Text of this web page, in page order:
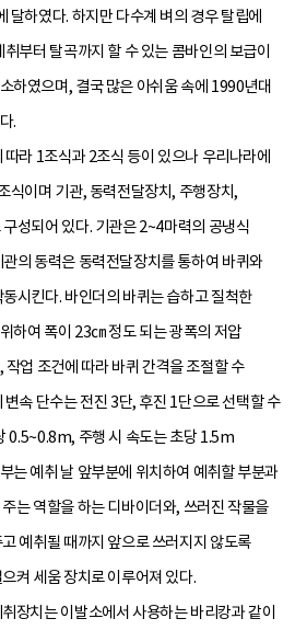
달하였다. 하지만 다수계 벼의 경우 탈립에
부터 탈곡까지 할 수 있는 콤바인의 보급이
하였으며, 결국 많은 아쉬움 속에 1990년대
.
라 1조식과 2조식 등이 있으나 우리나라에
식이며 기관, 동력전달장치, 주행장치,
성되어 있다. 기관은 2~4마력의 공냉식
의 동력은 동력전달장치를 통하여 바퀴와
시킨다. 바인더의 바퀴는 습하고 질척한
하여 폭이 23㎝ 정도 되는 광폭의 저압
업 조건에 따라 바퀴 간격을 조절할 수
속 단수는 전진 3단, 후진 1단으로 선택할 수
0.5~0.8m, 주행 시 속도는 초당 1.5m
는 예취 날 앞부분에 위치하여 예취할 부분과
는 역할을 하는 디바이더와, 쓰러진 작물을
예취될 때까지 앞으로 쓰러지지 않도록
켜 세움 장치로 이루어져 있다.
장치는 이발소에서 사용하는 바리캉과 같이